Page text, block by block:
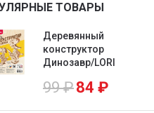
ТОВАРЫ
Деревянный
конструктор
Динозавр/LORI
99₽84 ₽